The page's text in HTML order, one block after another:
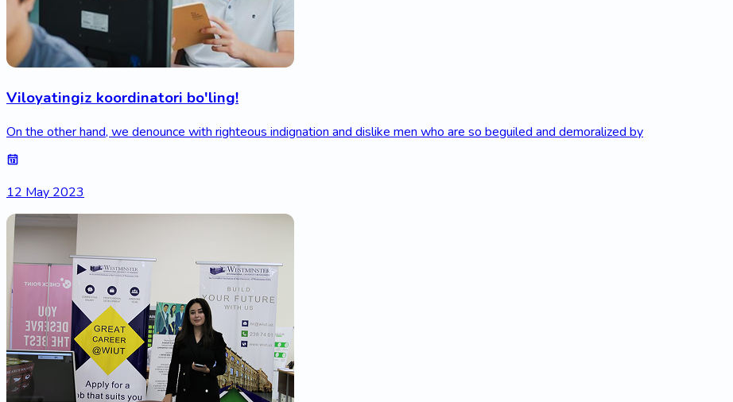
Viloyatingiz koordinatori bo'ling!
On the other hand, we denounce with righteous indignation and dislike men who are so beguiled and demoralized by
12 May 2023